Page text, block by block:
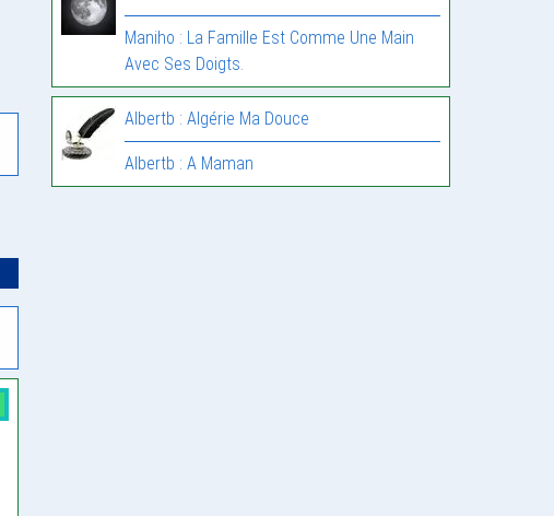
Maniho : La Famille Est Comme Une Main
Avec Ses Doigts.
Albertb : Algérie Ma Douce
Albertb : A Maman